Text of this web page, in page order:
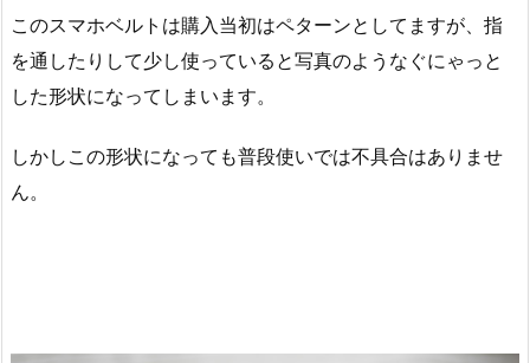
このスマホベルトは購入当初はペターンとしてますが、指
を通したりして少し使っていると写真のようなぐにゃっと
した形状になってしまいます。
しかしこの形状になっても普段使いでは不具合はありませ
ん。